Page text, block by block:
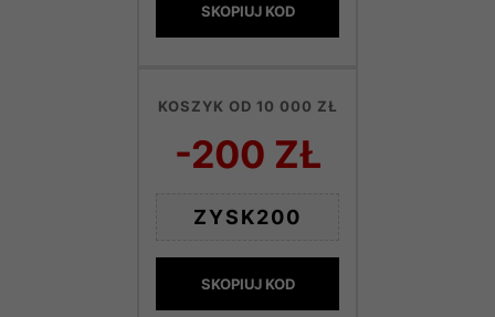
SKOPIUJ KOD
KOSZYK OD 10 000 ZŁ
-200 ZŁ
ZYSK200
SKOPIUJ KOD